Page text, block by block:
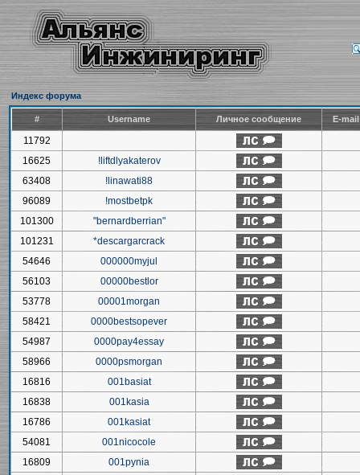
Индекс форума
# Username Личное сообщение E-
11792
16625
!liftdlyakaterov
63408
!linawati88
96089
!mostbetpk
101300
"bernardberrian"
101231
*descargarcrack
54646
000000myjul
56103
00000bestlor
53778
00001morgan
58421
0000bestsopever
54987
0000pay4essay
58966
0000psmorgan
16816
001basiat
16838
001kasia
16786
001kasiat
54081
001nicocole
16809
001pynia